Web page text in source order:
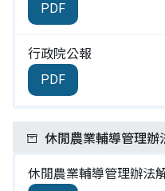
PDF
行政院公報
PDF
休閒農業輔導管理辦
休閒農業輔導管理辦法